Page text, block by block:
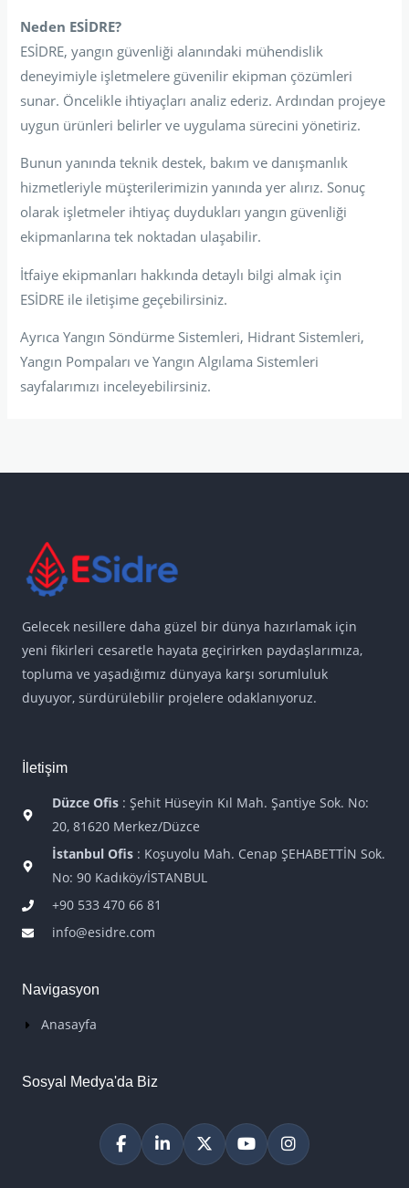
Neden ESİDRE?
ESİDRE, yangın güvenliği alanındaki mühendislik
deneyimiyle işletmelere güvenilir ekipman çözümleri
sunar. Öncelikle ihtiyaçları analiz ederiz. Ardından projeye
uygun ürünleri belirler ve uygulama sürecini yönetiriz.
Bunun yanında teknik destek, bakım ve danışmanlık
hizmetleriyle müşterilerimizin yanında yer alırız. Sonuç
olarak işletmeler ihtiyaç duydukları yangın güvenliği
ekipmanlarına tek noktadan ulaşabilir.
İtfaiye ekipmanları hakkında detaylı bilgi almak için
ESİDRE ile iletişime geçebilirsiniz.
Ayrıca Yangın Söndürme Sistemleri, Hidrant Sistemleri,
Yangın Pompaları ve Yangın Algılama Sistemleri
sayfalarımızı inceleyebilirsiniz.
Gelecek nesillere daha güzel bir dünya hazırlamak için
yeni fikirleri cesaretle hayata geçirirken paydaşlarımıza,
topluma ve yaşadığımız dünyaya karşı sorumluluk
duyuyor, sürdürülebilir projelere odaklanıyoruz.
İletişim
Düzce Ofis : Şehit Hüseyin Kıl Mah. Şantiye Sok. No:
20, 81620 Merkez/Düzce
İstanbul Ofis : Koşuyolu Mah. Cenap ŞEHABETTİN Sok.
No: 90 Kadıköy/İSTANBUL
+90 533 470 66 81
info@esidre.com
Navigasyon
Anasayfa
Sosyal Medya'da Biz